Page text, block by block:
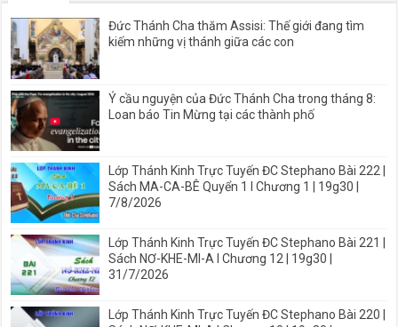
Đức Thánh Cha thăm Assisi: Thế giới đang tìm
kiếm những vị thánh giữa các con
Ý cầu nguyện của Đức Thánh Cha trong tháng 8:
Loan báo Tin Mừng tại các thành phố
Lớp Thánh Kinh Trực Tuyến ĐC Stephano Bài 222 |
Sách MA-CA-BÊ Quyển 1 I Chương 1 | 19g30 |
7/8/2026
Lớp Thánh Kinh Trực Tuyến ĐC Stephano Bài 221 |
Sách NƠ-KHE-MI-A I Chương 12 | 19g30 |
31/7/2026
Lớp Thánh Kinh Trực Tuyến ĐC Stephano Bài 220 |